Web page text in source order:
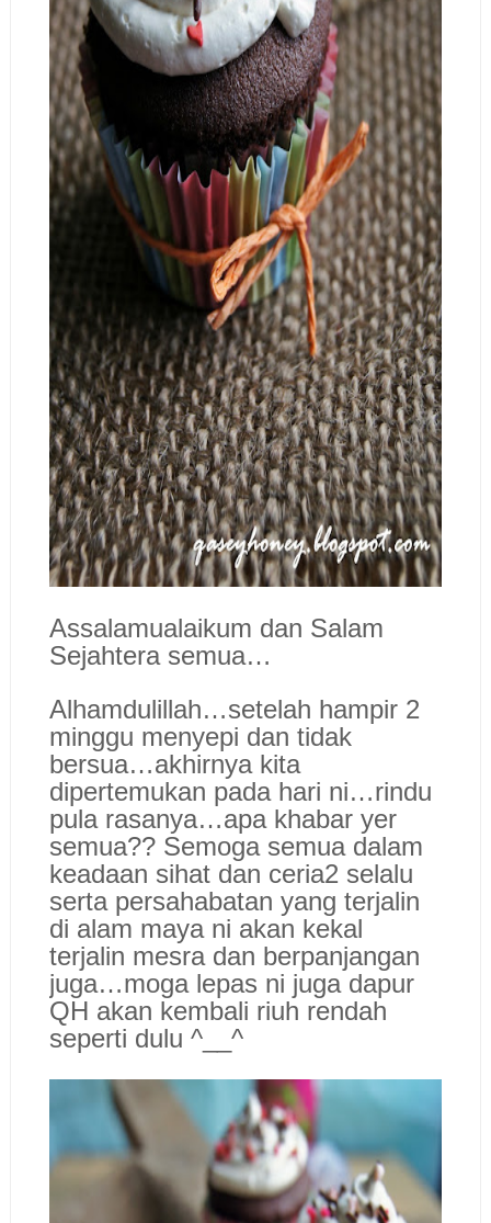
Assalamualaikum dan Salam
Sejahtera semua…
Alhamdulillah…setelah hampir 2
minggu menyepi dan tidak
bersua…akhirnya kita
dipertemukan pada hari ni…rindu
pula rasanya…apa khabar yer
semua?? Semoga semua dalam
keadaan sihat dan ceria2 selalu
serta persahabatan yang terjalin
di alam maya ni akan kekal
terjalin mesra dan berpanjangan
juga…moga lepas ni juga dapur
QH akan kembali riuh rendah
seperti dulu ^__^